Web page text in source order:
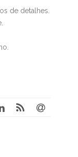
de detalhes.